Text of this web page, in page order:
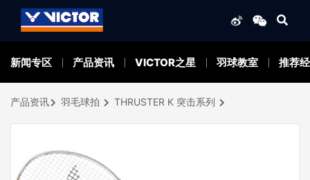
新闻专区 产品资讯 VICTOR之星 羽球教室 推荐
产品资讯 羽毛球拍 THRUSTER K 突击系列